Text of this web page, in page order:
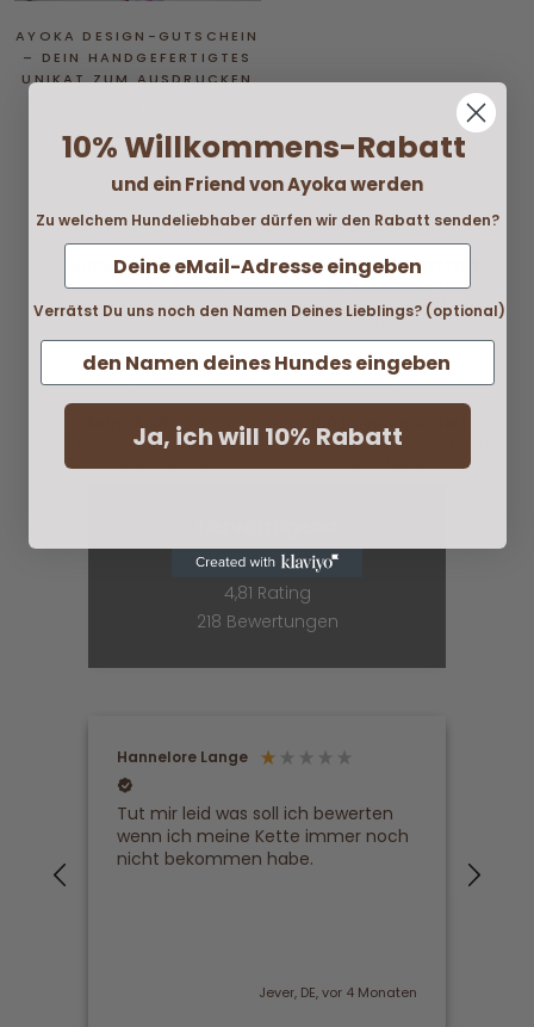
AYOKA DESIGN-GUTSCHEIN
– DEIN HANDGEFERTIGTES
UNIKAT ZUM AUSDRUCKEN
Qualitätsgravur
detailgetreue Abbildung
deines Lieblings
mit Liebe hergestellt
von Hundeeltern für
Hundeeltern in einer kleinen
Manufaktur
keine Risiko
30 Tage Geld-zurück-
Garantie bei Nichtgefallen
individuell und einzigartig wie
4,81 Rating
218 Bewertungen
Hannelore Lange
Tut mir leid was soll ich bewerten
wenn ich meine Kette immer noch
nicht bekommen habe.
Jever, DE, vor 4 Monaten
10% Willkommens-Rabatt
und ein Friend von Ayoka werden
Zu welchem Hundeliebhaber dürfen wir den Rabatt senden?
Verrätst Du uns noch den Namen Deines Lieblings? (optional)
Ja, ich will 10% Rabatt